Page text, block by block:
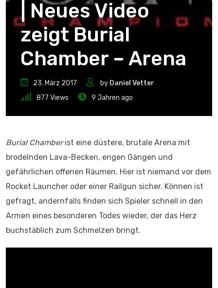
| Neues Video
zeigt Burial
Chamber – Arena
23. März 2017 by Daniel Vetter
877 Views 9 Jahren ago
Burial Chamberist eine düstere, brutale Arena mit
brodelnden Lava-Becken, engen Gängen und
gefährlichen offenen Räumen. Hier ist niemand vor dem
Rocket Launcher oder einer Railgun sicher. Können ist
gefragt, andernfalls finden sich Spieler schnell in den
Armen eines besonderen Todes wieder, der das Herz
buchstäblich zum Schmelzen bringt.